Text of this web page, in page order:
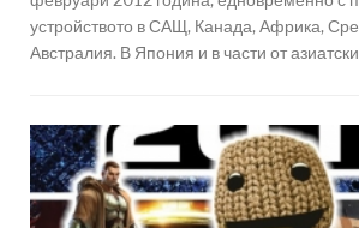
устройството в САЩ, Канада, Африка,
Австралия. В Япония и в части от